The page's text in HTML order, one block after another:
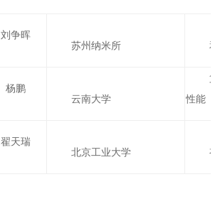
刘争晖
苏州纳米所
杨鹏
云南大学
性能
翟天瑞
北京工业大学